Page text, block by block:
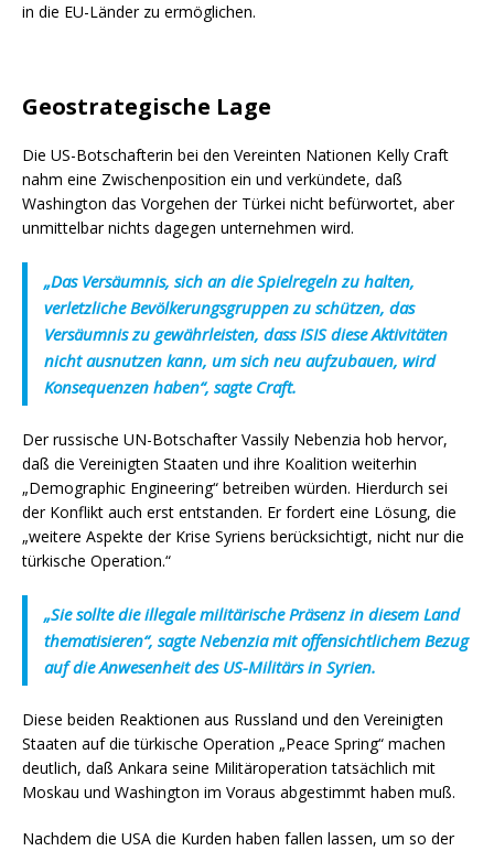
in die EU-Länder zu ermöglichen.
Geostrategische Lage
Die US-Botschafterin bei den Vereinten Nationen Kelly Craft
nahm eine Zwischenposition ein und verkündete, daß
Washington das Vorgehen der Türkei nicht befürwortet, aber
unmittelbar nichts dagegen unternehmen wird.
„Das Versäumnis, sich an die Spielregeln zu halten,
verletzliche Bevölkerungsgruppen zu schützen, das
Versäumnis zu gewährleisten, dass ISIS diese Aktivitäten
nicht ausnutzen kann, um sich neu aufzubauen, wird
Konsequenzen haben“, sagte Craft.
Der russische UN-Botschafter Vassily Nebenzia hob hervor,
daß die Vereinigten Staaten und ihre Koalition weiterhin
„Demographic Engineering“ betreiben würden. Hierdurch sei
der Konflikt auch erst entstanden. Er fordert eine Lösung, die
„weitere Aspekte der Krise Syriens berücksichtigt, nicht nur die
türkische Operation.“
„Sie sollte die illegale militärische Präsenz in diesem Land
thematisieren“, sagte Nebenzia mit offensichtlichem Bezug
auf die Anwesenheit des US-Militärs in Syrien.
Diese beiden Reaktionen aus Russland und den Vereinigten
Staaten auf die türkische Operation „Peace Spring“ machen
deutlich, daß Ankara seine Militäroperation tatsächlich mit
Moskau und Washington im Voraus abgestimmt haben muß.
Nachdem die USA die Kurden haben fallen lassen, um so der